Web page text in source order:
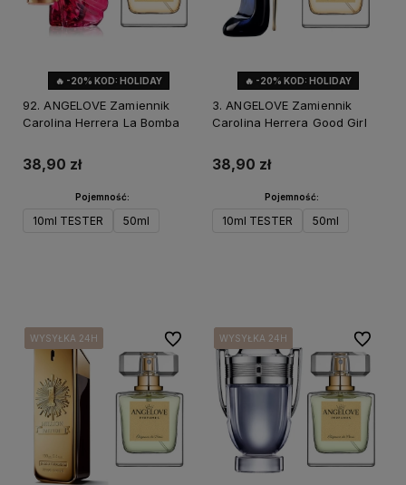
🔥 -20% KOD: HOLIDAY
92. ANGELOVE Zamiennik
Carolina Herrera La Bomba
38,90 zł
Pojemność:
10ml TESTER 50ml
🔥 -20% KOD: HOLIDAY
3. ANGELOVE Zamiennik
Carolina Herrera Good Girl
38,90 zł
Pojemność:
10ml TESTER 50ml
WYSYŁKA 24H
WYSYŁKA 24H
WYSYŁKA 24H
WYSYŁKA 24H Do ulubionychWYSYŁKA 24H
WYSYŁKA 24H
WYSYŁKA 24H
WYSYŁKA 24H Do